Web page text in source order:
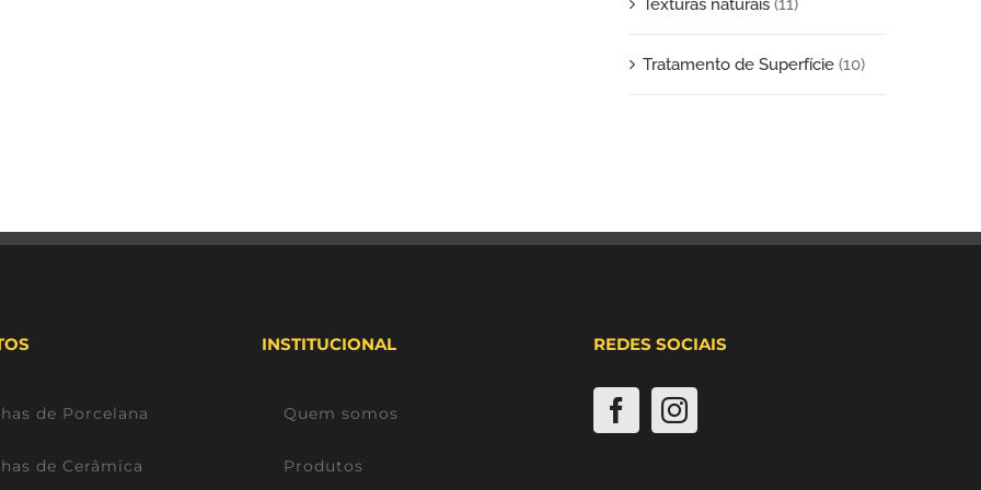
Tratamento de Superfície (10)
de Porcelana
de Cerâmica
INSTITUCIONAL
Quem somos
Produtos
REDES SOCIAIS